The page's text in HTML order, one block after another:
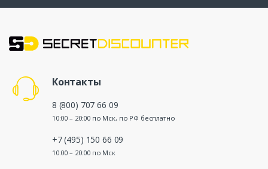
Контакты
8 (800) 707 66 09
10:00 – 20:00 по Мск, по РФ бесплатно
+7 (495) 150 66 09
10:00 – 20:00 по Мск